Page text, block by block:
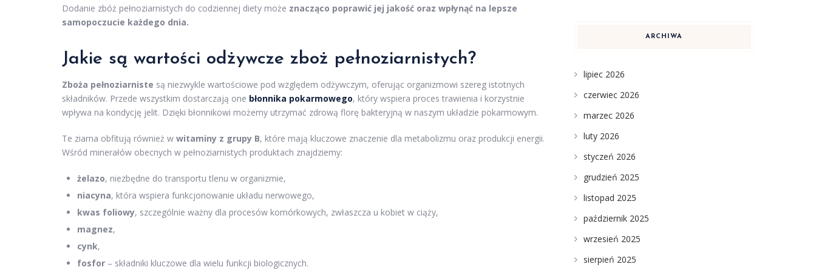
Dodanie zbóż pełnoziarnistych do codziennej diety może znacząco poprawić jej jakość oraz wpłynąć na lepsze
samopoczucie każdego dnia.
Jakie są wartości odżywcze zboż pełnoziarnistych?
Zboża pełnoziarniste są niezwykle wartościowe pod względem odżywczym, oferując organizmowi szereg istotnych
składników. Przede wszystkim dostarczają one błonnika pokarmowego, który wspiera proces trawienia i korzystnie
wpływa na kondycję jelit. Dzięki błonnikowi możemy utrzymać zdrową florę bakteryjną w naszym układzie pokarmowym.
Te ziarna obfitują również w witaminy z grupy B, które mają kluczowe znaczenie dla metabolizmu oraz produkcji energii.
Wśród minerałów obecnych w pełnoziarnistych produktach znajdziemy:
żelazo, niezbędne do transportu tlenu w organizmie,
niacyna, która wspiera funkcjonowanie układu nerwowego,
kwas foliowy, szczególnie ważny dla procesów komórkowych, zwłaszcza u kobiet w ciąży,
magnez,
cynk,
fosfor – składniki kluczowe dla wielu funkcji biologicznych.
ARCHIWA
lipiec 2026
czerwiec 2026
marzec 2026
luty 2026
styczeń 2026
grudzień 2025
listopad 2025
październik 2025
wrzesień 2025
sierpień 2025